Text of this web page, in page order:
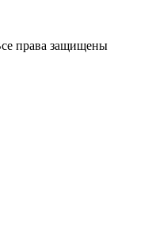
права защищены